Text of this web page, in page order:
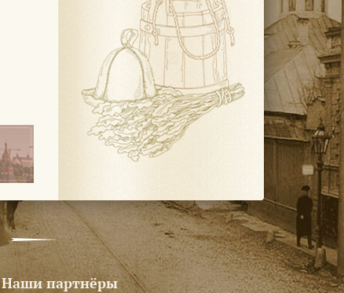
Наши партнёры